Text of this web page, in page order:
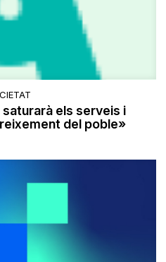
saturarà els serveis i
del poble»